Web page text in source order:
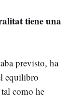
tiene una
previsto, ha
equilibro
como he